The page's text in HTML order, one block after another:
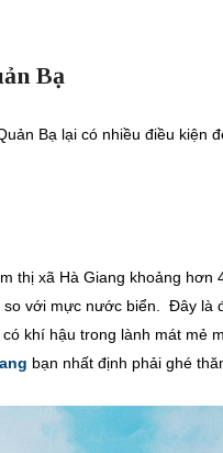
Bạ
Bạ lại có nhiều điều kiện
thị xã Hà Giang khoảng hơn
với mực nước biển. Đây là
khí hậu trong lành mát mẻ
bạn nhất định phải ghé